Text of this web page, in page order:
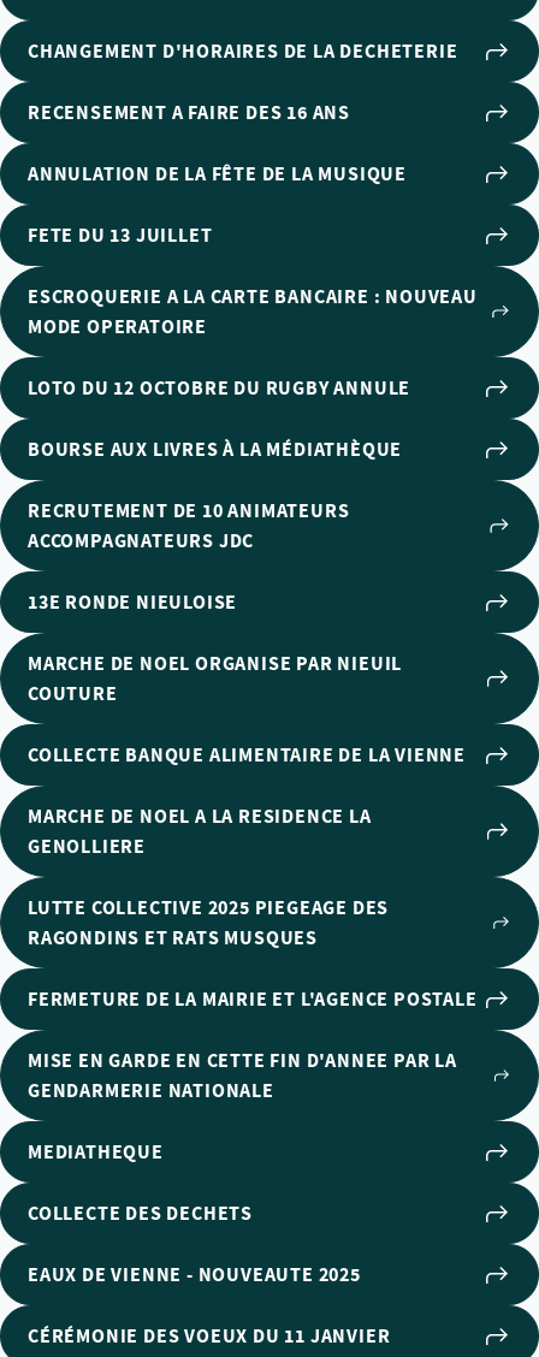
CHANGEMENT D'HORAIRES DE LA DECHETERIE
RECENSEMENT A FAIRE DES 16 ANS
ANNULATION DE LA FÊTE DE LA MUSIQUE
FETE DU 13 JUILLET
ESCROQUERIE A LA CARTE BANCAIRE : NOUVEAU
MODE OPERATOIRE
LOTO DU 12 OCTOBRE DU RUGBY ANNULE
BOURSE AUX LIVRES À LA MÉDIATHÈQUE
RECRUTEMENT DE 10 ANIMATEURS
ACCOMPAGNATEURS JDC
13E RONDE NIEULOISE
MARCHE DE NOEL ORGANISE PAR NIEUIL
COUTURE
COLLECTE BANQUE ALIMENTAIRE DE LA VIENNE
MARCHE DE NOEL A LA RESIDENCE LA
GENOLLIERE
LUTTE COLLECTIVE 2025 PIEGEAGE DES
RAGONDINS ET RATS MUSQUES
FERMETURE DE LA MAIRIE ET L'AGENCE POSTALE
MISE EN GARDE EN CETTE FIN D'ANNEE PAR LA
GENDARMERIE NATIONALE
MEDIATHEQUE
COLLECTE DES DECHETS
EAUX DE VIENNE - NOUVEAUTE 2025
CÉRÉMONIE DES VOEUX DU 11 JANVIER